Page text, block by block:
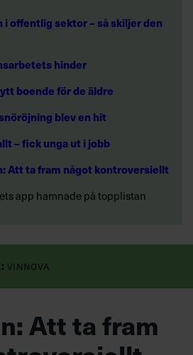
i offentlig sektor – så skiljer den
hinder
boende för de äldre
blev en hit
– fick unga ut i jobb
Att ta fram något kontroversiellt
app hamnade på topplistan
Vinnova
Att ta fram